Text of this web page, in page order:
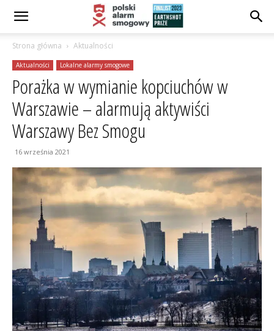
Strona główna Aktualności
Aktualności Lokalne alarmy smogowe
Porażka w wymianie kopciuchów w
Warszawie – alarmują aktywiści
Warszawy Bez Smogu
16 września 2021